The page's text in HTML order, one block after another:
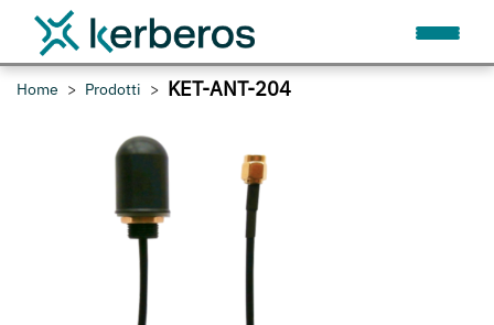
Home Prodotti KET-ANT-204